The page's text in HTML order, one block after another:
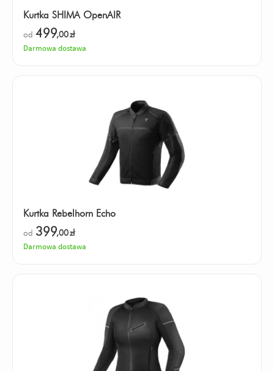
Kurtka SHIMA OpenAIR
od 499,00zł
Darmowa dostawa
Kurtka Rebelhorn Echo
od 399,00zł
Darmowa dostawa